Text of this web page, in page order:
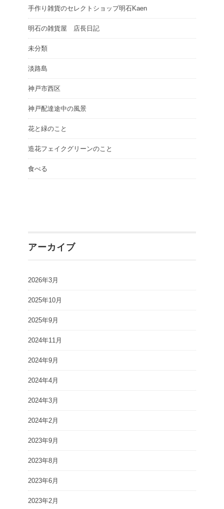
手作り雑貨のセレクトショップ明石Kaen
明石の雑貨屋 店長日記
未分類
淡路島
神戸市西区
神戸配達途中の風景
花と緑のこと
造花フェイクグリーンのこと
食べる
アーカイブ
2026年3月
2025年10月
2025年9月
2024年11月
2024年9月
2024年4月
2024年3月
2024年2月
2023年9月
2023年8月
2023年6月
2023年2月